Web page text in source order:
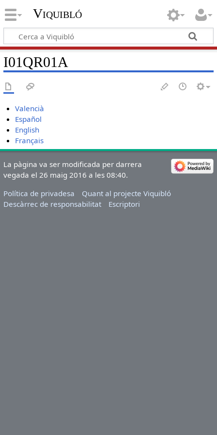
Viquibló
I01QR01A
Valencià
Español
English
Français
La pàgina va ser modificada per darrera
vegada el 26 maig 2016 a les 08:40.
Política de privadesa
Quant al projecte Viquibló
Descàrrec de responsabilitat
Escriptori